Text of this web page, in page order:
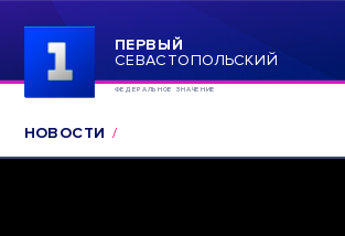
ПЕРВЫЙ
СЕВАСТОПОЛЬСКИЙ
ФЕДЕРАЛЬНОЕ ЗНАЧЕНИЕ
НОВОСТИ